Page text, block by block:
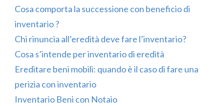
Cosa comporta la successione con beneficio di
inventario ?
Chi rinuncia all’eredità deve fare l’inventario?
Cosa s’intende per inventario di eredità
Ereditare beni mobili: quando è il caso di fare una
perizia con inventario
Inventario Beni con Notaio